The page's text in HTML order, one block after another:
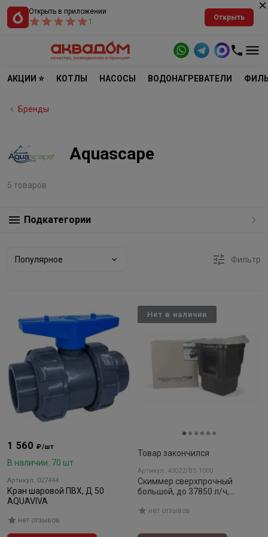
Открыть в приложении
1
Открыть
АКЦИИ ⭐ КОТЛЫ НАСОСЫ ВОДОНАГРЕВАТЕЛИ
Бренды
Aquascape
5 товаров
Подкатегории
Популярное Фильтр
1 560 ₽/шт
В наличии: 70 шт
Артикул: 027444
Кран шаровой ПВХ, Д 50
AQUAVIVA
нет отзывов
Товар закончился
Артикул: 43022/BS 1000
Скиммер сверхпрочный
большой, до 37850 л/ч,
нет отзывов
Нет в наличии